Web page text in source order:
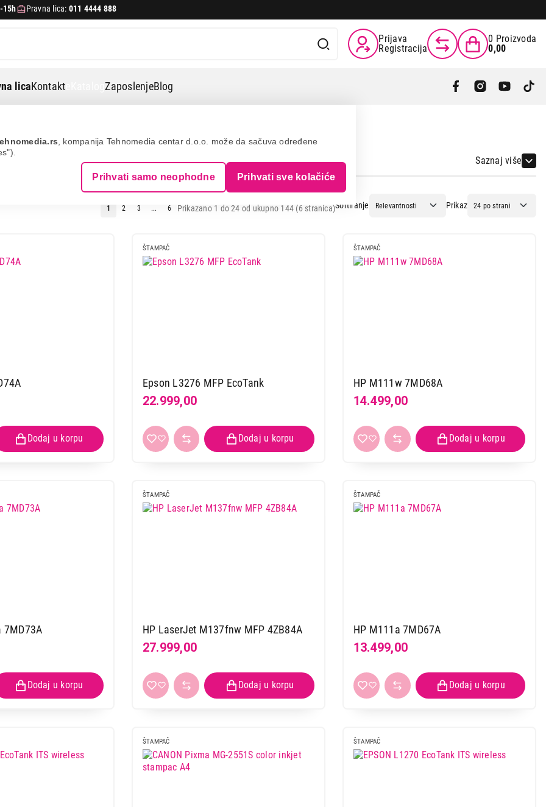
, kompanija Tehnomedia centar d.o.o. može da sačuva određene
Prihvati samo neophodne Prihvati sve kolačiće
15h Pravna lica: 011 4444 888
Prijava
Registracija
0 Proizvoda
0,00
licaKontakt eKatalogZaposlenjeBlog
Saznaj više
Sortiranje Prikaz
Prikazano 1 do 24 od ukupno 144 (6 stranica)
1 2 3 ... 6
ŠTAMPAČ
Epson L3276 MFP EcoTank
22.999,00
ŠTAMPAČ
HP M111w 7MD68A
14.499,00
7MD73A
ŠTAMPAČ
HP LaserJet M137fnw MFP 4ZB84A
27.999,00
ŠTAMPAČ
HP M111a 7MD67A
13.499,00
ŠTAMPAČ ŠTAMPAČ